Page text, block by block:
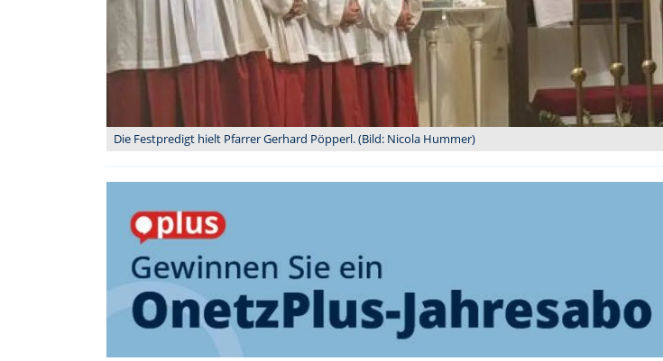
Die Festpredigt hielt Pfarrer Gerhard Pöpperl. (Bild: Nicola Hummer)